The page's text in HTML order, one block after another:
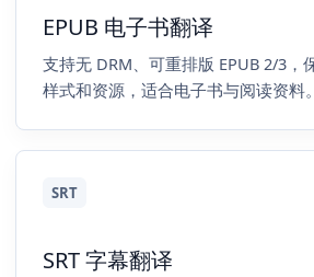
EPUB 电子书翻译
支持无 DRM、可重排版 EPUB 2/3，
样式和资源，适合电子书与阅读资料。
SRT
SRT 字幕翻译